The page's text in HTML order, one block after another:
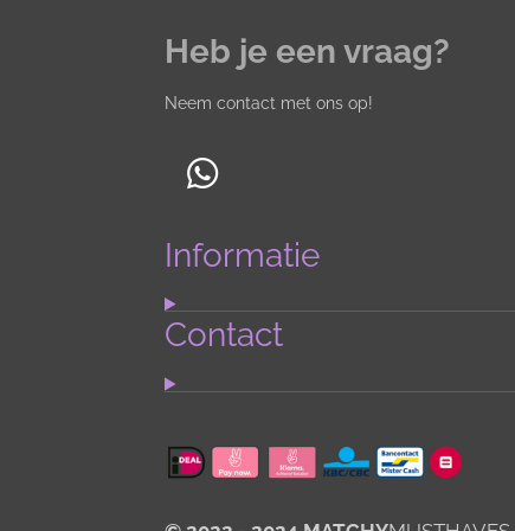
Heb je een vraag?
Neem contact met ons op!
W
a
s
p
p
Informatie
Contact